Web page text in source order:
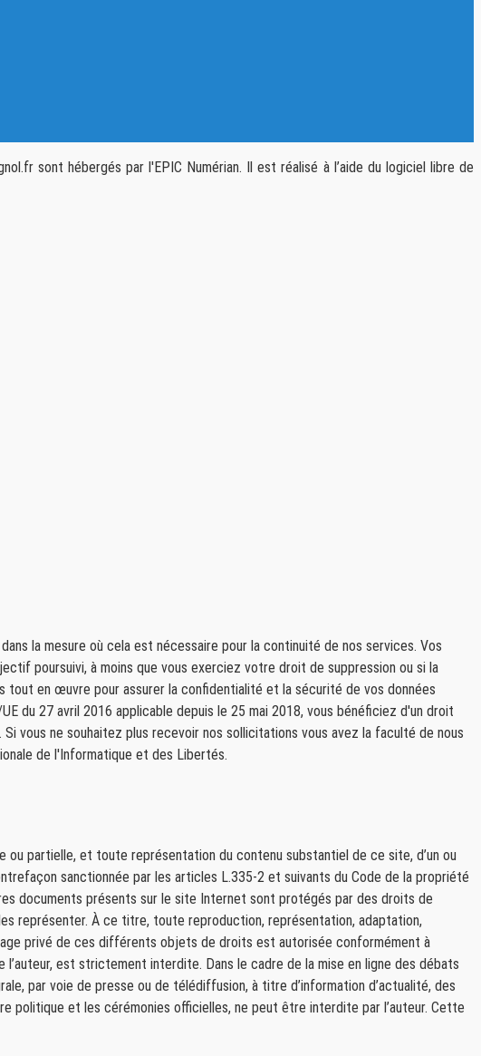
sont hébergés par l'EPIC Numérian. Il est réalisé à l’aide du logiciel libre de
la mesure où cela est nécessaire pour la continuité de nos services. Vos
poursuivi, à moins que vous exerciez votre droit de suppression ou si la
en œuvre pour assurer la confidentialité et la sécurité de vos données
du 27 avril 2016 applicable depuis le 25 mai 2018, vous bénéficiez d'un droit
vous ne souhaitez plus recevoir nos sollicitations vous avez la faculté de nous
de l'Informatique et des Libertés.
partielle, et toute représentation du contenu substantiel de ce site, d’un ou
sanctionnée par les articles L.335-2 et suivants du Code de la propriété
documents présents sur le site Internet sont protégés par des droits de
représenter. À ce titre, toute reproduction, représentation, adaptation,
privé de ces différents objets de droits est autorisée conformément à
est strictement interdite. Dans le cadre de la mise en ligne des débats
par voie de presse ou de télédiffusion, à titre d’information d’actualité, des
politique et les cérémonies officielles, ne peut être interdite par l’auteur. Cette